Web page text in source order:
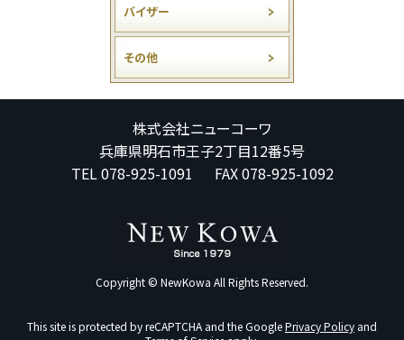
バイザー
その他
株式会社ニューコーワ
兵庫県明石市王子2丁目12番5号
TEL 078-925-1091 FAX 078-925-1092
Copyright © NewKowa All Rights Reserved.
This site is protected by reCAPTCHA and the GooglePrivacy Policy and